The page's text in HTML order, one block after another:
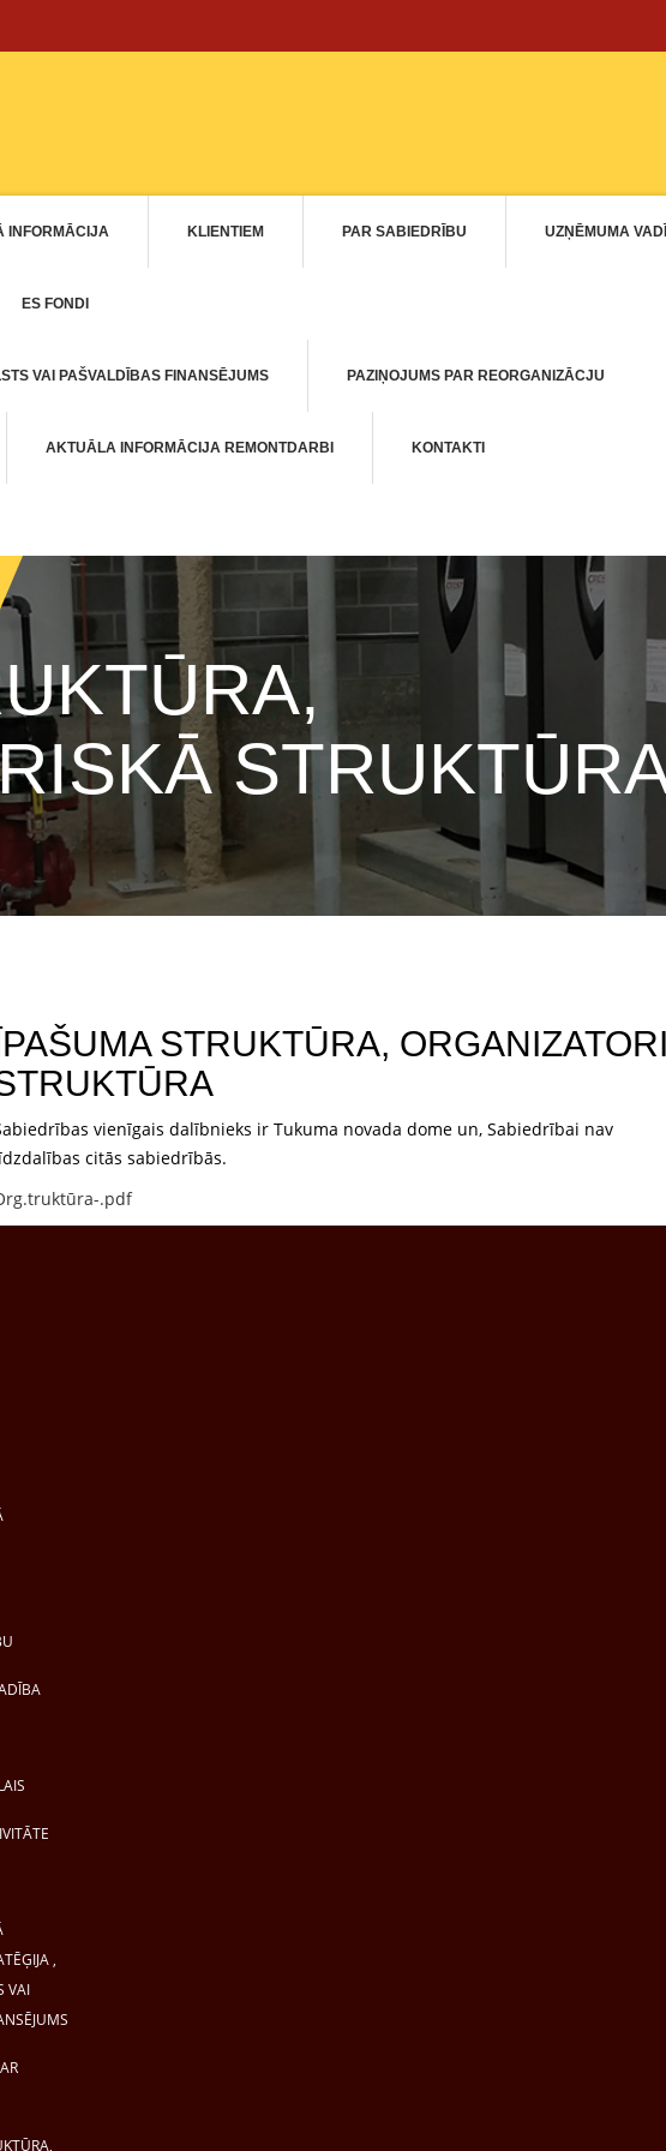
INFORMĀCIJA KLIENTIEM PAR SABIEDRĪBU UZŅĒMUMA
ES FONDI
VAI PAŠVALDĪBAS FINANSĒJUMS PAZIŅOJUMS PAR REORGANIZĀCJU
AKTUĀLA INFORMĀCIJA REMONTDARBI KONTAKTI
STRUKTŪRA,
vienīgais dalībnieks ir Tukuma novada dome un, Sabiedrībai nav
citās sabiedrībās.
.pdf
,
VAI